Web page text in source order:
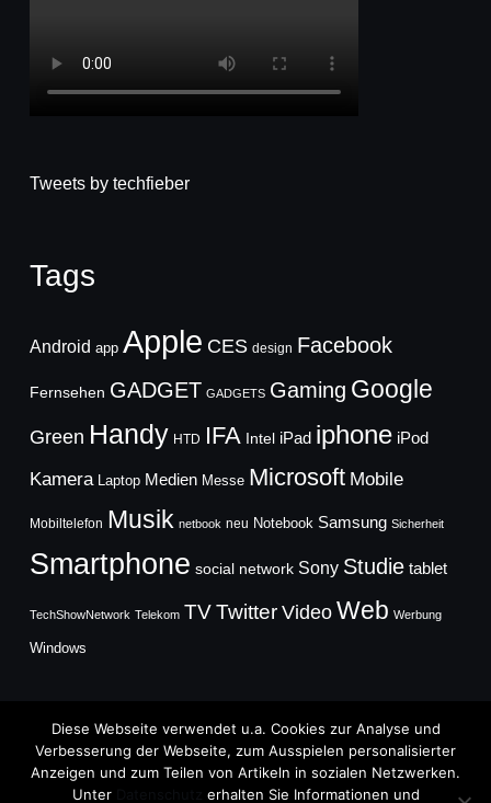
Tweets by techfieber
Tags
Android app Apple CES design Facebook
Fernsehen GADGET GADGETS Gaming Google
Green Handy HTD IFA Intel iPad iphone iPod
Kamera Laptop Medien Messe Microsoft Mobile
Mobiltelefon Musik netbook neu Notebook Samsung Sicherheit
Smartphone social network Sony Studie tablet
TechShowNetwork Telekom TVTwitter Video Web Werbung
Windows
Copyright © 2026
Diese Webseite verwendet u.a. Cookies zur Analyse und
Verbesserung der Webseite, zum Ausspielen personalisierter
Anzeigen und zum Teilen von Artikeln in sozialen Netzwerken.
Unter
erhalten Sie Informationen und